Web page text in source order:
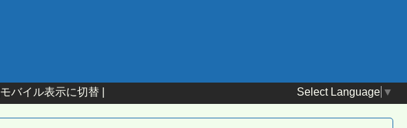
モバイル表示に切替 Select Language ▼